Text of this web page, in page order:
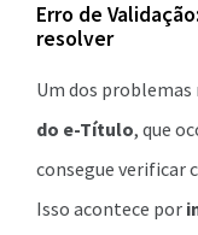
Erro de
resolver
Um dos problemas
do e-Título, que
consegue verificar
Isso acontece por